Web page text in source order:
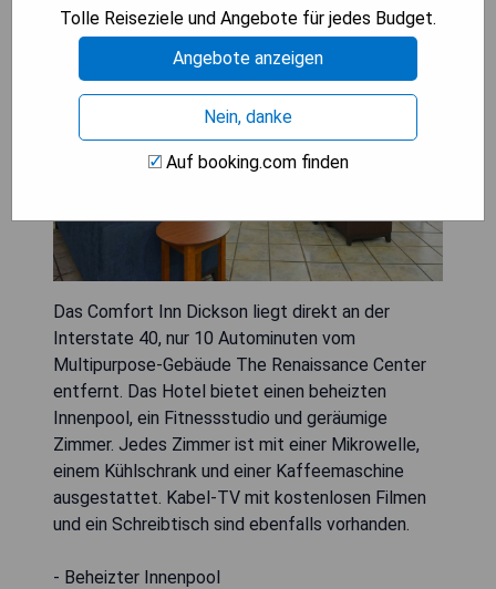
Das Comfort Inn Dickson liegt direkt an der
Interstate 40, nur 10 Autominuten vom
Multipurpose-Gebäude The Renaissance Center
entfernt. Das Hotel bietet einen beheizten
Innenpool, ein Fitnessstudio und geräumige
Zimmer. Jedes Zimmer ist mit einer Mikrowelle,
einem Kühlschrank und einer Kaffeemaschine
ausgestattet. Kabel-TV mit kostenlosen Filmen
und ein Schreibtisch sind ebenfalls vorhanden.
- Beheizter Innenpool
Tolle Reiseziele und Angebote für jedes Budget.
Angebote anzeigen
Nein, danke
Auf booking.com finden